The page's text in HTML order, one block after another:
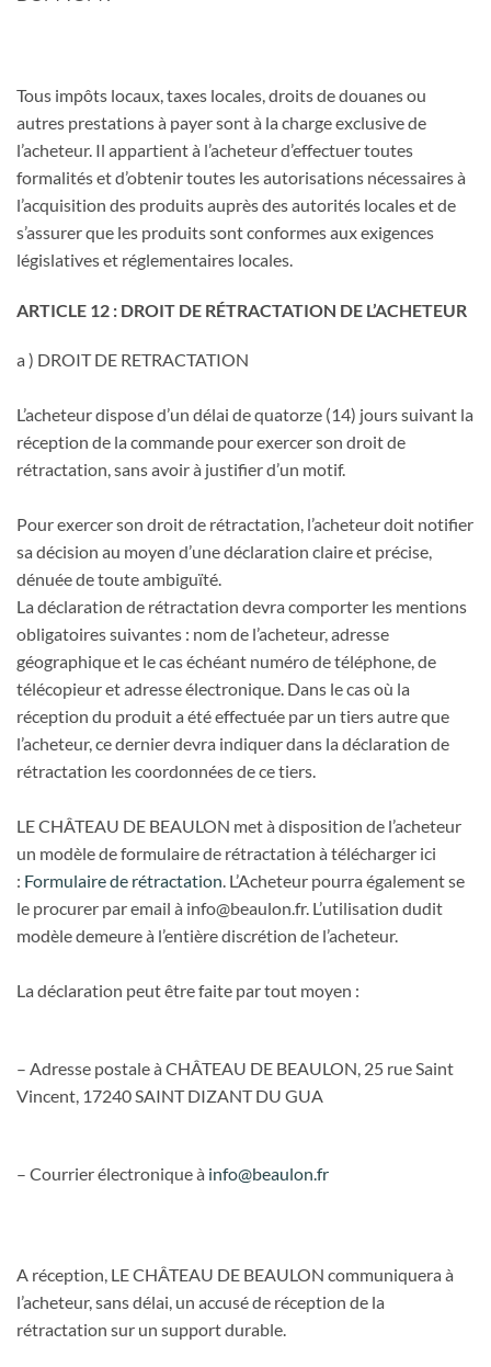
Tous impôts locaux, taxes locales, droits de douanes ou
autres prestations à payer sont à la charge exclusive de
l’acheteur. Il appartient à l’acheteur d’effectuer toutes
formalités et d’obtenir toutes les autorisations nécessaires à
l’acquisition des produits auprès des autorités locales et de
s’assurer que les produits sont conformes aux exigences
législatives et réglementaires locales.
ARTICLE 12 : DROIT DE RÉTRACTATION DE L’ACHETEUR
a ) DROIT DE RETRACTATION
L’acheteur dispose d’un délai de quatorze (14) jours suivant la
réception de la commande pour exercer son droit de
rétractation, sans avoir à justifier d’un motif.
Pour exercer son droit de rétractation, l’acheteur doit notifier
sa décision au moyen d’une déclaration claire et précise,
dénuée de toute ambiguïté.
La déclaration de rétractation devra comporter les mentions
obligatoires suivantes : nom de l’acheteur, adresse
géographique et le cas échéant numéro de téléphone, de
télécopieur et adresse électronique. Dans le cas où la
réception du produit a été effectuée par un tiers autre que
l’acheteur, ce dernier devra indiquer dans la déclaration de
rétractation les coordonnées de ce tiers.
LE CHÂTEAU DE BEAULON met à disposition de l’acheteur
un modèle de formulaire de rétractation à télécharger ici
: Formulaire de rétractation. L’Acheteur pourra également se
le procurer par email à info@beaulon.fr. L’utilisation dudit
modèle demeure à l’entière discrétion de l’acheteur.
La déclaration peut être faite par tout moyen :
– Adresse postale à CHÂTEAU DE BEAULON, 25 rue Saint
Vincent, 17240 SAINT DIZANT DU GUA
– Courrier électroniqueà info@beaulon.fr
A réception, LE CHÂTEAU DE BEAULON communiquera à
l’acheteur, sans délai, un accusé de réception de la
rétractation sur un support durable.